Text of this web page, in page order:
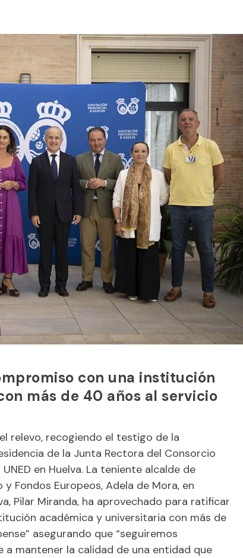
con una institución
más de 40 años al servicio
relevo, recogiendo el testigo de la
de la Junta Rectora del Consorcio
en Huelva. La teniente alcalde de
Fondos Europeos, Adela de Mora, en
Pilar Miranda, ha aprovechado para ratificar
académica y universitaria con más de
asegurando que “seguiremos
mantener la calidad de una entidad que